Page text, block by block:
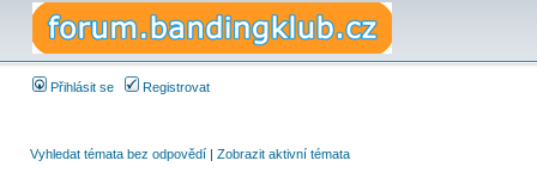
Přihlásit se Registrovat
Vyhledat témata bez odpovědí | Zobrazit aktivní témata